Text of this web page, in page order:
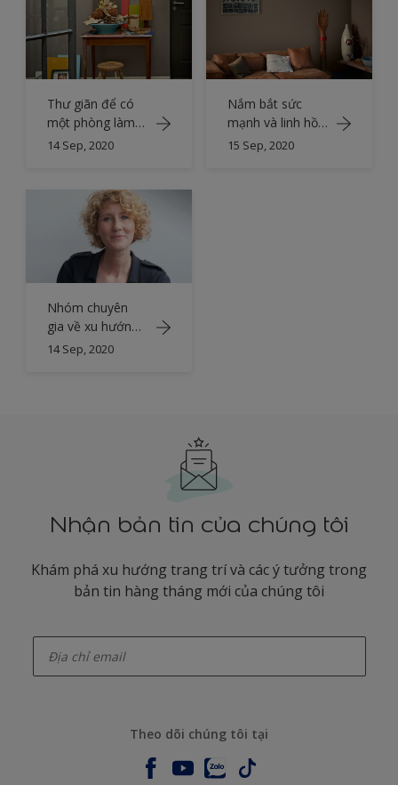
Thư giãn để có
một phòng làm
việc giàu tính
14 Sep, 2020
Nắm bắt sức
mạnh và linh hồn
của châu Phi
15 Sep, 2020
Nhóm chuyên
gia về xu hướng
màu sắc
14 Sep, 2020
Nhận bản tin của chúng tôi
Khám phá xu hướng trang trí và các ý tưởng trong
bản tin hàng tháng mới của chúng tôi
Theo dõi chúng tôi tại